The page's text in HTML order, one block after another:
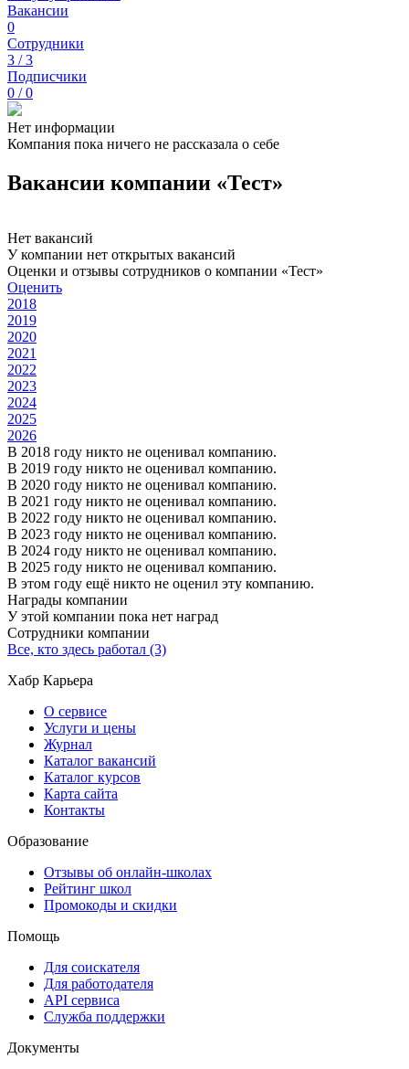
Вакансии
0
Сотрудники
3 / 3
Подписчики
0 / 0
Нет информации
Компания пока ничего не рассказала о себе
Вакансии компании «Тест»
Нет вакансий
У компании нет открытых вакансий
Оценки и отзывы сотрудников о компании «Тест»
Оценить
2018
2019
2020
2021
2022
2023
2024
2025
2026
В 2018 году никто не оценивал компанию.
В 2019 году никто не оценивал компанию.
В 2020 году никто не оценивал компанию.
В 2021 году никто не оценивал компанию.
В 2022 году никто не оценивал компанию.
В 2023 году никто не оценивал компанию.
В 2024 году никто не оценивал компанию.
В 2025 году никто не оценивал компанию.
В этом году ещё никто не оценил эту компанию.
Награды компании
У этой компании пока нет наград
Сотрудники компании
Все, кто здесь работал (3)
Хабр Карьера
О сервисе
Услуги и цены
Журнал
Каталог вакансий
Каталог курсов
Карта сайта
Контакты
Образование
Отзывы об онлайн-школах
Рейтинг школ
Промокоды и скидки
Помощь
Для соискателя
Для работодателя
API сервиса
Служба поддержки
Документы